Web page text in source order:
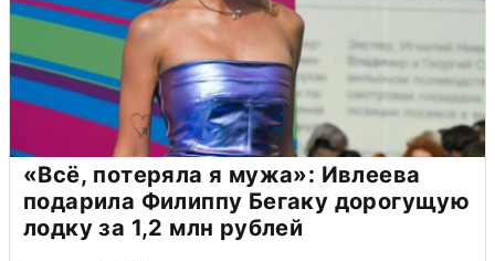
«Всё, потеряла я мужа»: Ивлеева
подарила Филиппу Бегаку дорогущую
лодку за 1,2 млн рублей